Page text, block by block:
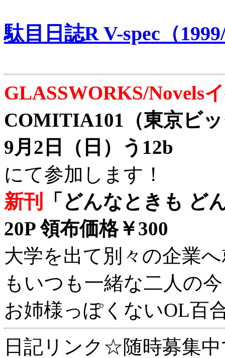
駄目日誌R V-spec（
GLASSWORKS/Novels
COMITIA101（東京ビ
9月2日（日）う12b
にて参加します！
新刊
「どんなときも ど
20P 領布価格￥300
大学を出て別々の企業
もいつも一緒な二人の
お姉様っぽくないOL百
日記リンク☆随時募集